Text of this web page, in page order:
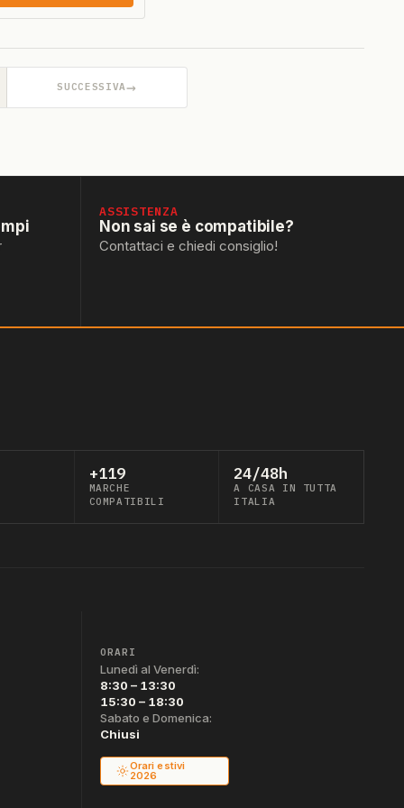
SUCCESSIVA→
ASSISTENZA
Non sai se è compatibile?
Contattaci e chiedi consiglio!
+119
MARCHE
COMPATIBILI
24/48h
A CASA IN TUTTA
ITALIA
ORARI
Lunedì al Venerdì:
8:30 – 13:30
15:30 – 18:30
Sabato e Domenica:
Chiusi
Orari estivi
2026